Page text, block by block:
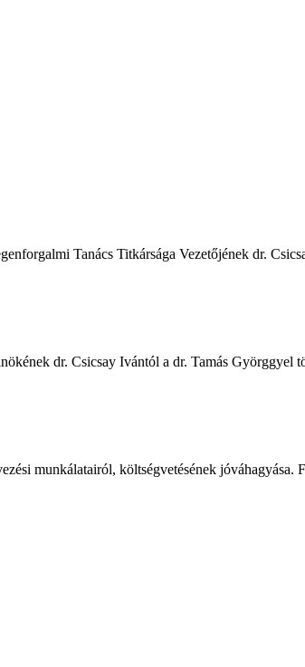
Tanács Titkársága Vezetőjének dr.
dr. Csicsay Ivántól a dr. Tamás
munkálatairól, költségvetésének